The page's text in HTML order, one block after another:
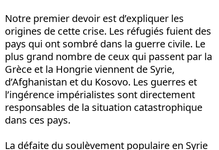
Notre premier devoir est d’expliquer les
origines de cette crise. Les réfugiés fuient des
pays qui ont sombré dans la guerre civile. Le
plus grand nombre de ceux qui passent par la
Grèce et la Hongrie viennent de Syrie,
d’Afghanistan et du Kosovo. Les guerres et
l’ingérence impérialistes sont directement
responsables de la situation catastrophique
dans ces pays.
La défaite du soulèvement populaire en Syrie